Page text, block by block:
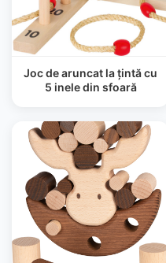
Joc de aruncat la țintă cu
5 inele din sfoară